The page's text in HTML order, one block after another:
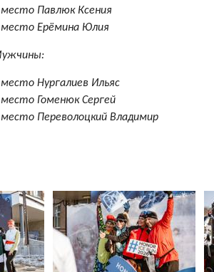
Павлюк Ксения
место Ерёмина Юлия
Нургалиев Ильяс
Гоменюк Сергей
место Переволоцкий Владимир